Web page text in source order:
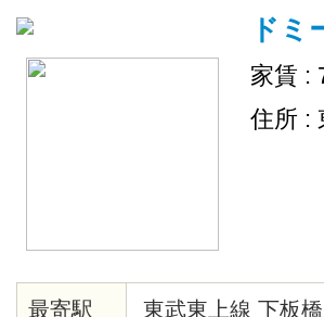
ドミ
家賃 :
住所 :
最寄駅 東武東上線 下板